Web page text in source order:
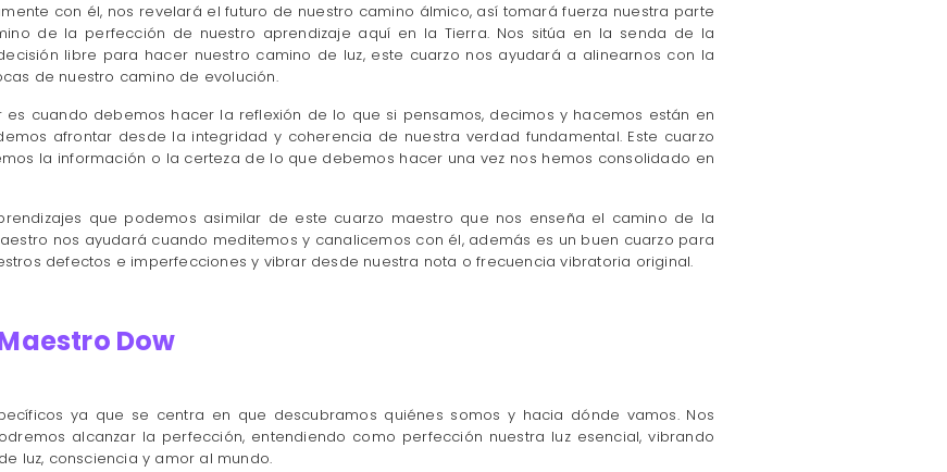
con él, nos revelará el futuro de nuestro camino álmico, así tomará fuerza nuestra parte
de la perfección de nuestro aprendizaje aquí en la Tierra. Nos sitúa en la senda de la
libre para hacer nuestro camino de luz, este cuarzo nos ayudará a alinearnos con la
de nuestro camino de evolución.
cuando debemos hacer la reflexión de lo que si pensamos, decimos y hacemos están en
afrontar desde la integridad y coherencia de nuestra verdad fundamental. Este cuarzo
la información o la certeza de lo que debemos hacer una vez nos hemos consolidado en
que podemos asimilar de este cuarzo maestro que nos enseña el camino de la
nos ayudará cuando meditemos y canalicemos con él, además es un buen cuarzo para
defectos e imperfecciones y vibrar desde nuestra nota o frecuencia vibratoria original.
Dow
ya que se centra en que descubramos quiénes somos y hacia dónde vamos. Nos
alcanzar la perfección, entendiendo como perfección nuestra luz esencial, vibrando
luz, consciencia y amor al mundo.